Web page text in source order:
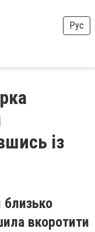
Рус
із
близько
вкоротити